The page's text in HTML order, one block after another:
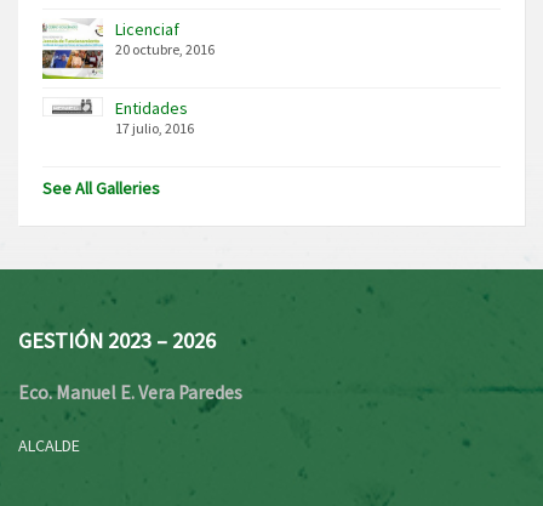
Licenciaf
20 octubre, 2016
Entidades
17 julio, 2016
See All Galleries
GESTIÓN 2023 – 2026
Eco. Manuel E. Vera Paredes
ALCALDE